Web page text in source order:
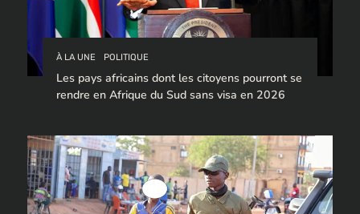
À LA UNE POLITIQUE
Les pays africains dont les citoyens pourront se
rendre en Afrique du Sud sans visa en 2026